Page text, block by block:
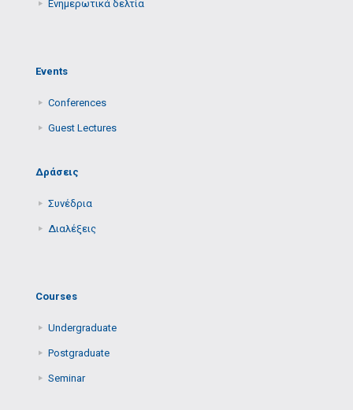
Ενημερωτικά δελτία
Events
Conferences
Guest Lectures
Δράσεις
Συνέδρια
Διαλέξεις
Courses
Undergraduate
Postgraduate
Seminar